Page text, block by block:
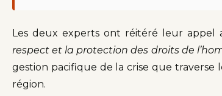
Les deux experts ont réitéré leur appel
respect et la protection des droits de
gestion pacifique de la crise que traverse
région.